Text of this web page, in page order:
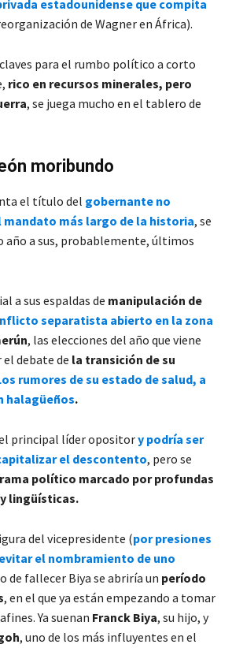
estadounidense que compita
de Wagner en África).
para el rumbo político a corto
rico en recursos minerales, pero
, se juega mucho en el tablero de
moribundo
el título del gobernante no
mandato más largo de la historia, se
a sus, probablemente, últimos
a sus espaldas de manipulación de
separatista abierto en la zona
, las elecciones del año que viene
debate de la transición de su
rumores de su estado de salud, a
halagüeños.
principal líder opository podría ser
el descontento, pero se
político marcado por profundas
lingüísticas.
del vicepresidente (por presiones
el nombramiento de uno
de fallecer Biya se abriría un período
, en el que ya están empezando a tomar
Ya suenan Franck Biya, su hijo, y
, uno de los más influyentes en el